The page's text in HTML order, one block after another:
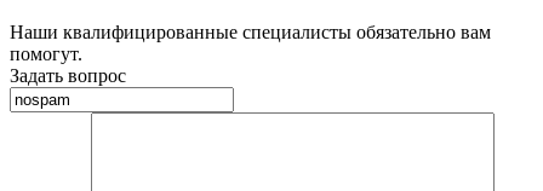
Наши квалифицированные специалисты обязательно вам
помогут.
Задать вопрос